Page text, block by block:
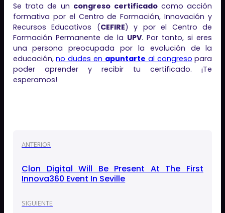
Se trata de un congreso certificadocomo acción
formativa por el Centro de Formación, Innovación y
Recursos Educativos (CEFIRE) y por el Centro de
Formación Permanente de la UPV. Por tanto, si eres
una persona preocupada por la evolución de la
educación,no dudes en apuntarte al congreso para
poder aprender y recibir tu certificado. ¡Te
esperamos!
ANTERIOR
Clon Digital Will Be Present At The First
Innova360 Event In Seville
SIGUIENTE